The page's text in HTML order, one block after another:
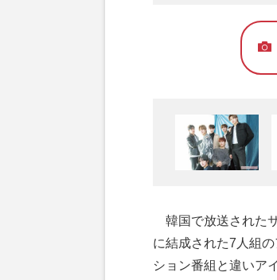
韓国で放送された
に結成された7人組
ション番組と違いア